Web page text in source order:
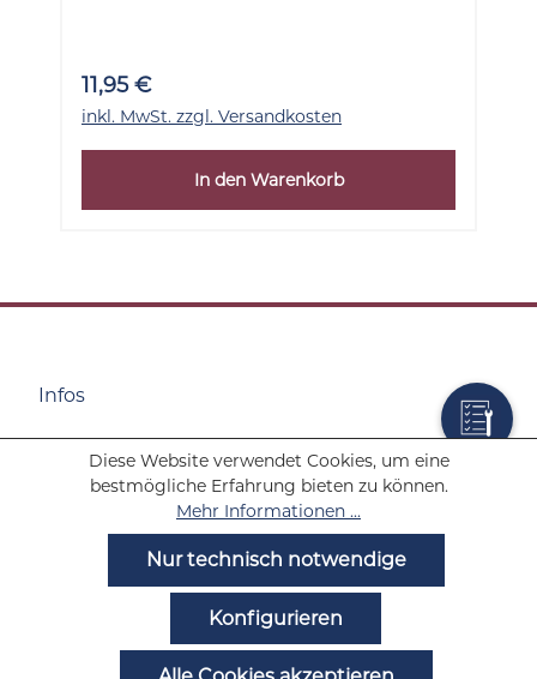
11,95 €
inkl. MwSt. zzgl. Versandkosten
In den Warenkorb
Infos
Wolf Tabakwaren
Diese Website verwendet Cookies, um eine
bestmögliche Erfahrung bieten zu können.
Mehr Informationen ...
Nur technisch notwendige
Konfigurieren